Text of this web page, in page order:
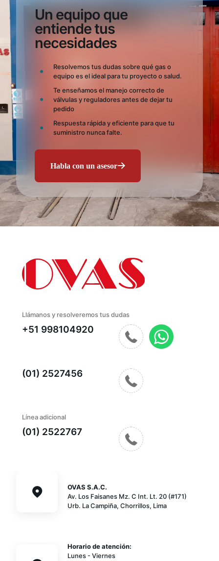
Un equipo que
entiende tus
necesidades
Resolvemos tus dudas sobre qué gas o
equipo es el ideal para tu proyecto o salud.
Te enseñamos el manejo correcto de
válvulas y reguladores antes de dejar tu
pedido
Respuesta rápida y eficiente para que tu
suministro nunca falte.
Habla con un asesor
Llámanos y resolveremos tus dudas
+51 998104920
(01) 2527456
Línea adicional
(01) 2522767
OVAS S.A.C.
Av. Los Faisanes Mz. C Int. Lt. 20 (#171)
Urb. La Campiña, Chorrillos, Lima
Horario de atención:
Lunes - Viernes